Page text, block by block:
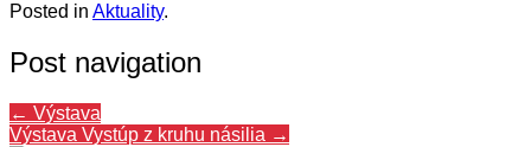
Posted in Aktuality.
Post navigation
← Výstava
Výstava Vystúp z kruhu násilia →